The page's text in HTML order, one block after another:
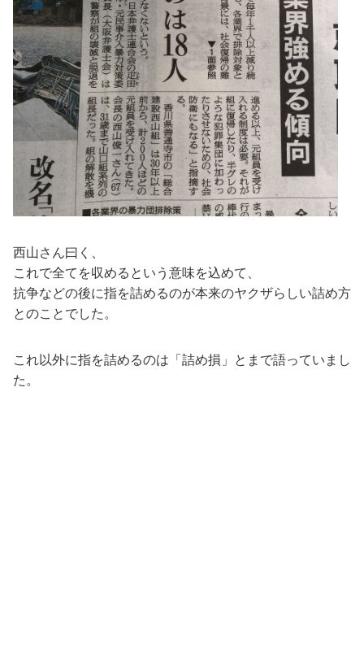
西山さん曰く、
これで全てを収めるという意味を込めて、
抗争などの後に指を詰めるのが本来のヤクザらしい詰め方
とのことでした。
これ以外に指を詰めるのは「詰め損」とまで語っていまし
た。